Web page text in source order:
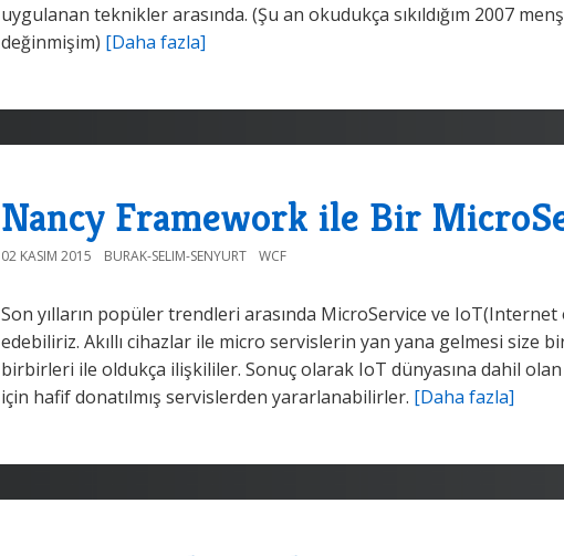
uygulanan teknikler arasında. (Şu an okudukça sıkıldığım 2007
değinmişim) [Daha fazla]
Nancy Framework ile Bir
02 KASIM 2015 BURAK-SELIM-SENYURT WCF
Son yılların popüler trendleri arasında MicroService ve IoT(Internet
edebiliriz. Akıllı cihazlar ile micro servislerin yan yana gelmesi size
birbirleri ile oldukça ilişkililer. Sonuç olarak IoT dünyasına dahil
için hafif donatılmış servislerden yararlanabilirler. [Daha fazla]